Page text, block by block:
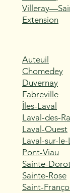
Extension
Auteuil
Chomedey
Duvernay
Fabreville
Îles-Laval
Laval-des-
Laval-Ouest
Laval-sur-le-
Pont-Viau
Sainte-
Sainte-Rose
Saint-